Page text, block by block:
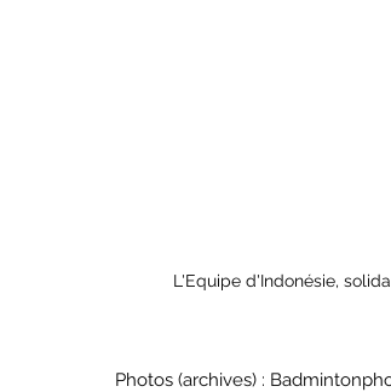
L'Equipe d'Indonésie,
Photos (archives) :